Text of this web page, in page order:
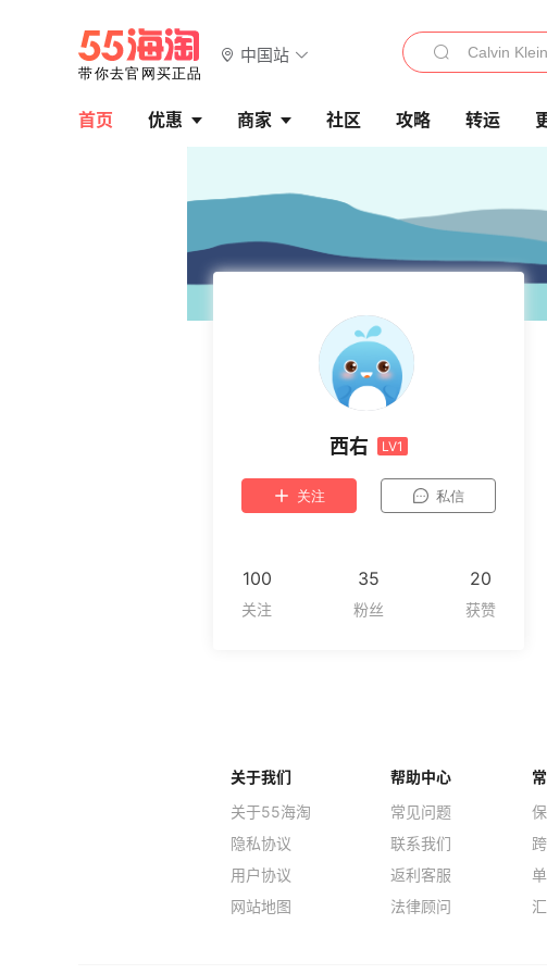
中国站
首页 优惠 商家 社区 攻略 转运
西右 LV1
关注 私信
100 35 20
关于我们
关于55海淘
隐私协议
用户协议
网站地图
帮助中心
常见问题
联系我们
返利客服
法律顾问